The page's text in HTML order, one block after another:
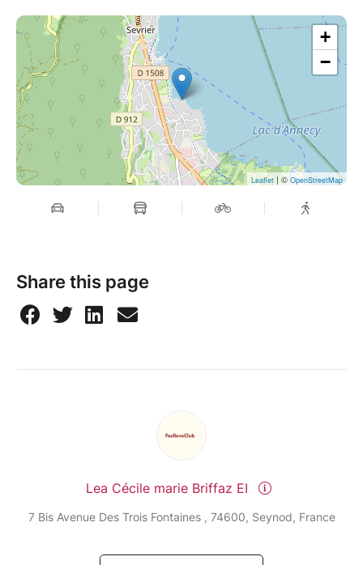
✔️ Le burger
✔️ L’organisation FeelLoveClub
Rappel : l’abonnement FeelLoveClub est à seulement
12,90€/mois, sans engagement et résiliable à tout
moment par simple SMS.
Places très limitées !!
Merci de réserver uniquement si vous êtes certaines
La majorité des participantes viennent seules, alors
n’hésitez pas à t'inscrire même si tu ne connais
encore personne
l’événement.
Aucun remboursement sauf assurance annulation
souscrite lors de la réservation.
souvenirs au bord du lac
+
−
Leaflet | © OpenStreetMap
Share this page
Lea Cécile marie Briffaz EI
7 Bis Avenue Des Trois Fontaines , 74600, Seynod, France